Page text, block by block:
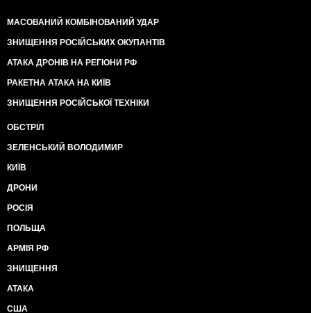
МАСОВАНИЙ КОМБІНОВАНИЙ УДАР
ЗНИЩЕННЯ РОСІЙСЬКИХ ОКУПАНТІВ
АТАКА ДРОНІВ НА РЕГІОНИ РФ
РАКЕТНА АТАКА НА КИЇВ
ЗНИЩЕННЯ РОСІЙСЬКОЇ ТЕХНІКИ
ОБСТРІЛ
ЗЕЛЕНСЬКИЙ ВОЛОДИМИР
КИЇВ
ДРОНИ
РОСІЯ
ПОЛЬЩА
АРМІЯ РФ
ЗНИЩЕННЯ
АТАКА
США